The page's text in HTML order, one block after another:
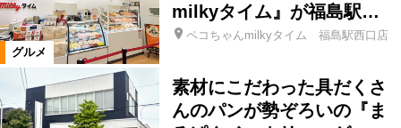
グルメ
milkyタイム』が福島駅…
ペコちゃんmilkyタイム 福島駅西口店
素材にこだわった具だくさ
んのパンが勢ぞろいの『ま